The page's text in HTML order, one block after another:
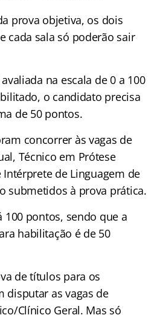
prova objetiva, os dois
cada sala só poderão sair
na escala de 0 a 100
o candidato precisa
de 50 pontos.
concorrer às vagas de
Técnico em Prótese
de Linguagem de
submetidos à prova prática.
100 pontos, sendo que a
habilitação é de 50
de títulos para os
disputar as vagas de
Clínico Geral. Mas só